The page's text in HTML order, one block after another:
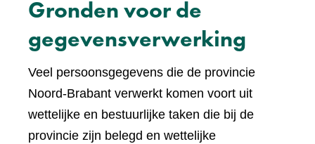
Gronden voor de
gegevensverwerking
Veel persoonsgegevens die de provincie
Noord-Brabant verwerkt komen voort uit
wettelijke en bestuurlijke taken die bij de
provincie zijn belegd en wettelijke